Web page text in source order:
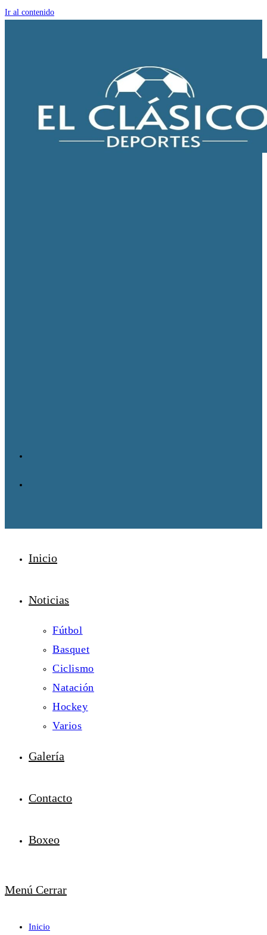
Ir al contenido
Inicio
Noticias
Fútbol
Basquet
Ciclismo
Natación
Hockey
Varios
Galería
Contacto
Boxeo
Menú Cerrar
Inicio